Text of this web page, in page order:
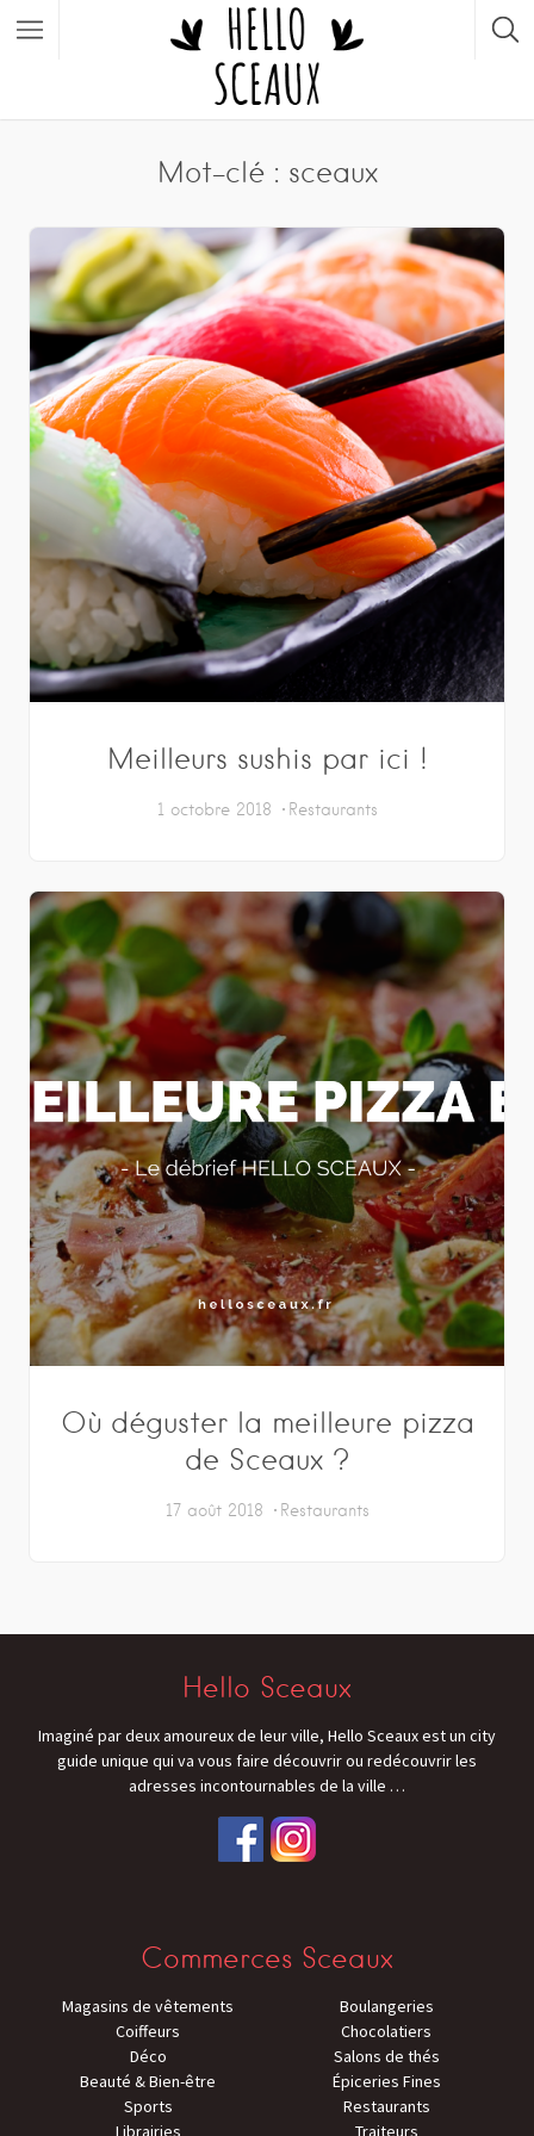
Mot-clé : sceaux
Meilleurs sushis par ici !
1 octobre 2018 Restaurants
Où déguster la meilleure pizza
de Sceaux ?
17 août 2018 Restaurants
Hello Sceaux
Imaginé par deux amoureux de leur ville, Hello Sceaux est un city
guide unique qui va vous faire découvrir ou redécouvrir les
adresses incontournables de la ville …
Commerces Sceaux
Magasins de vêtements
Coiffeurs
Déco
Beauté & Bien-être
Sports
Librairies
Boulangeries
Chocolatiers
Salons de thés
Épiceries Fines
Restaurants
Traiteurs